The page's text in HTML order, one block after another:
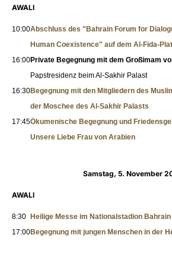
AWALI
10:00Abschluss des "Bahrain Forum for
Human Coexistence" auf dem Al-Fida-
16:00Private Begegnung mit dem Großimam
Papstresidenz beim Al-Sakhir Palast
16:30Begegnung mit den Mitgliedern des
der Moschee des Al-Sakhir Palasts
17:45Ökumenische Begegnung und
Unsere Liebe Frau von Arabien
Samstag, 5. November
AWALI
8:30 Heilige Messe im Nationalstadion Bahrain
17:00Begegnung mit jungen Menschen in der